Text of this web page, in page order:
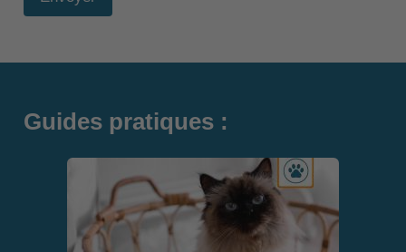
Guides pratiques :